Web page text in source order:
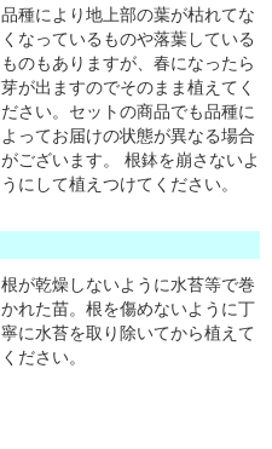
品種により地上部の葉が枯れてな
くなっているものや落葉している
ものもありますが、春になったら
芽が出ますのでそのまま植えてく
ださい。セットの商品でも品種に
よってお届けの状態が異なる場合
がございます。 根鉢を崩さないよ
うにして植えつけてください。
根が乾燥しないように水苔等で巻
かれた苗。根を傷めないように丁
寧に水苔を取り除いてから植えて
ください。